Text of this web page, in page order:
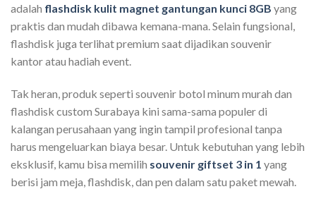
adalah flashdisk kulit magnet gantungan kunci 8GB yang
praktis dan mudah dibawa kemana-mana. Selain fungsional,
flashdisk juga terlihat premium saat dijadikan souvenir
kantor atau hadiah event.
Tak heran, produk seperti souvenir botol minum murah dan
flashdisk custom Surabaya kini sama-sama populer di
kalangan perusahaan yang ingin tampil profesional tanpa
harus mengeluarkan biaya besar. Untuk kebutuhan yang lebih
eksklusif, kamu bisa memilih souvenir giftset 3 in 1 yang
berisi jam meja, flashdisk, dan pen dalam satu paket mewah.